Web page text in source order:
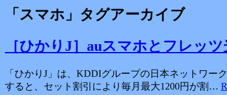
「 スマホ 」タグアーカイブ
［ひかりJ］auスマホとフレッ
「ひかりJ」は、KDDIグループの日本ネットワー
すると、セット割引により毎月最大1200円が割…